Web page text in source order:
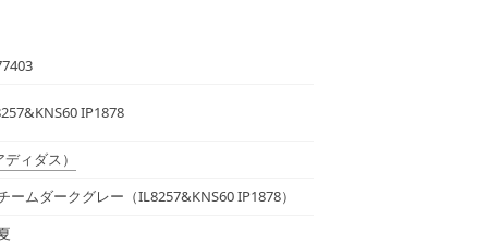
IP1878
ィダス）
ームダークグレー（IL8257&KNS60 IP1878）